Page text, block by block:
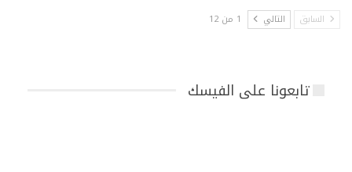
السابق التالي 1 من 12
تابعونا على الفيسك